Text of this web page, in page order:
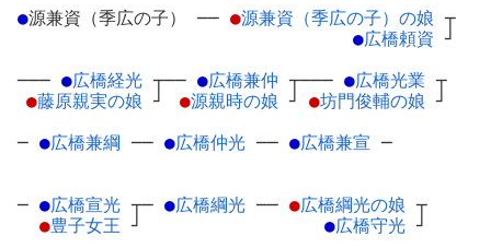
●源兼資（季広の子） ── ●源兼資（季広の子）の娘 ┬
●広橋頼資 ┘
─── ●広橋経光 ┬
●藤原親実の娘 ┘
── ●広橋兼仲 ┬
●源親時の娘 ┘
─── ●広橋光業 ┬
●坊門俊輔の娘 ┘
─ ●広橋兼綱 ── ●広橋仲光 ── ●広橋兼宣 ─
─ ●広橋宣光 ┬
●豊子女王 ┘
─ ●広橋綱光 ── ●広橋綱光の娘 ┬
●広橋守光 ┘